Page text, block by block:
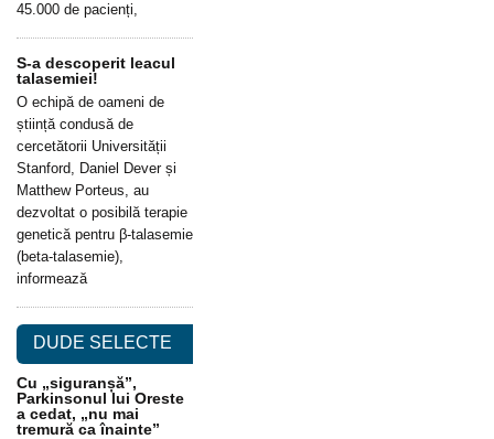
45.000 de pacienți,
S-a descoperit leacul
talasemiei!
O echipă de oameni de
știință condusă de
cercetătorii Universității
Stanford, Daniel Dever și
Matthew Porteus, au
dezvoltat o posibilă terapie
genetică pentru β-talasemie
(beta-talasemie),
informează
DUDE SELECTE
Cu „siguranșă”,
Parkinsonul lui Oreste
a cedat, „nu mai
tremură ca înainte”